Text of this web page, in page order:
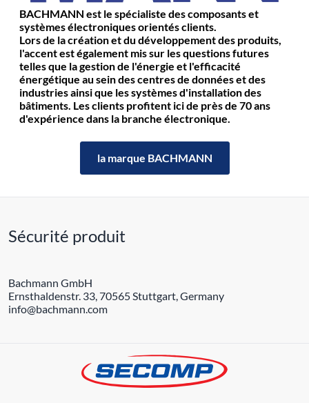
BACHMANN est le spécialiste des composants et
systèmes électroniques orientés clients.
Lors de la création et du développement des produits,
l'accent est également mis sur les questions futures
telles que la gestion de l'énergie et l'efficacité
énergétique au sein des centres de données et des
industries ainsi que les systèmes d'installation des
bâtiments. Les clients profitent ici de près de 70 ans
d'expérience dans la branche électronique.
la marque BACHMANN
Sécurité produit
Bachmann GmbH
Ernsthaldenstr. 33, 70565 Stuttgart, Germany
info@bachmann.com